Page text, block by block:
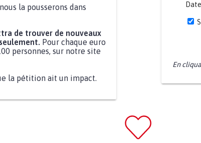
la pousserons dans
de trouver de nouveaux
Pour chaque euro
personnes, sur notre site
la pétition ait un impact.
En